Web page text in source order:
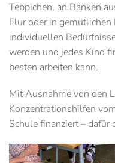
Teppichen, an Bänken
Flur oder in gemütlichen
individuellen
werden und jedes Kind
besten arbeiten kann.
Mit Ausnahme von den
Konzentrationshilfen
Schule finanziert – dafür